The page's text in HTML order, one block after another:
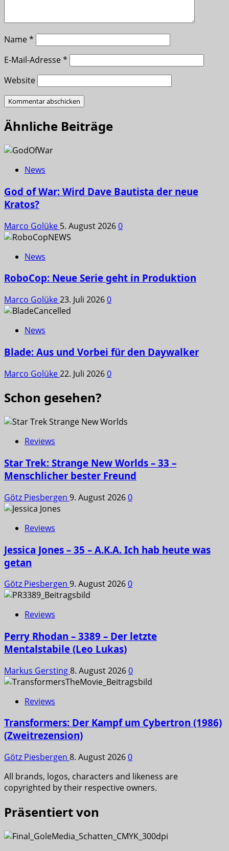
Name*
E-Mail-Adresse*
Website
Ähnliche Beiträge
News
God of War: Wird Dave Bautista der neue
Kratos?
Marco Golüke 5. August 20260
News
RoboCop: Neue Serie geht in Produktion
Marco Golüke23. Juli 20260
News
Blade: Aus und Vorbei für den Daywalker
Marco Golüke22. Juli 20260
Schon gesehen?
Reviews
Star Trek: Strange New Worlds – 33 –
Menschlicher bester Freund
Götz Piesbergen 9. August 20260
Reviews
Jessica Jones – 35 – A.K.A. Ich hab heute was
getan
Götz Piesbergen 9. August 20260
Reviews
Perry Rhodan – 3389 – Der letzte
Mentalstabile (Leo Lukas)
Markus Gersting8. August 20260
Reviews
Transformers: Der Kampf um Cybertron (1986)
(Zweitrezension)
Götz Piesbergen 8. August 20260
All brands, logos, characters and likeness are
copyrighted by their respective owners.
Präsentiert von